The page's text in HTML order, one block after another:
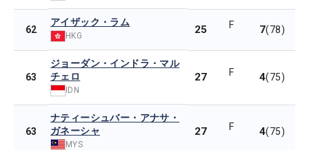
62
アイザック・ラム
HKG 25 F 7(78)
63
ジョーダン・インドラ・マル
チェロ
IDN
27 F 4(75)
63
ナティーシュバー・アナサ・
ガネーシャ
MYS
27 F 4(75)